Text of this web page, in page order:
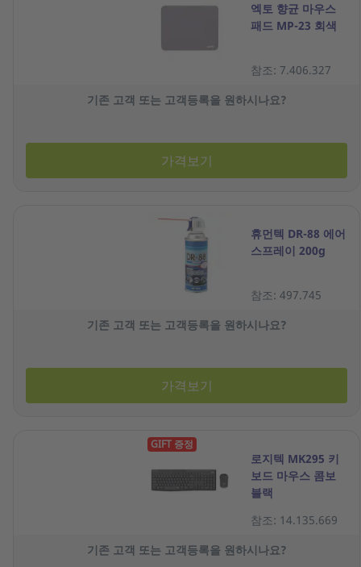
엑토 향균 마우스
패드 MP-23 회색
참조: 7.406.327
기존 고객 또는 고객등록을 원하시나요?
가격보기
휴먼텍 DR-88 에어
스프레이 200g
참조: 497.745
기존 고객 또는 고객등록을 원하시나요?
가격보기
GIFT 증정
로지텍 MK295 키
보드 마우스 콤보
블랙
참조: 14.135.669
기존 고객 또는 고객등록을 원하시나요?